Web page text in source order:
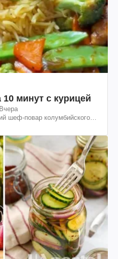
минут с курицей
Вчера
шеф-повар колумбийского